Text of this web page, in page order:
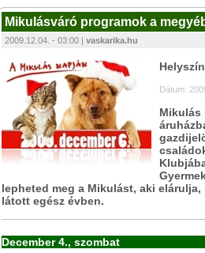
Mikulásváró programok a
2009.12.04. - 03:00 | vaskarika.hu
Dátum:
Mikulás
lepheted meg a Mikulást, aki
látott egész évben.
December 4., szombat